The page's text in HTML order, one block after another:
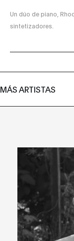
Un dúo de piano,
sintetizadores.
MÁS ARTISTAS